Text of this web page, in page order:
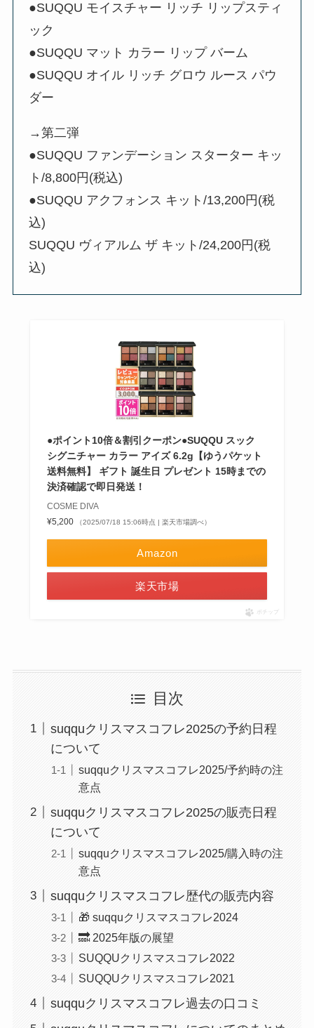
●SUQQU モイスチャー リッチ リップスティ
ック
●SUQQU マット カラー リップ バーム
●SUQQU オイル リッチ グロウ ルース パウ
ダー
→第二弾
●SUQQU ファンデーション スターター キッ
ト/8,800円(税込)
●SUQQU アクフォンス キット/13,200円(税
込)
SUQQU ヴィアルム ザ キット/24,200円(税
込)
●ポイント10倍＆割引クーポン●SUQQU スック
シグニチャー カラー アイズ 6.2g【ゆうパケット
送料無料】 ギフト 誕生日 プレゼント 15時までの
決済確認で即日発送！
COSME DIVA
¥5,200
（2025/07/18 15:06時点 | 楽天市場調べ）
Amazon
楽天市場
ポチップ
目次
suqquクリスマスコフレ2025の予約日程
について
suqquクリスマスコフレ2025/予約時の注
意点
suqquクリスマスコフレ2025の販売日程
について
suqquクリスマスコフレ2025/購入時の注
意点
suqquクリスマスコフレ歴代の販売内容
🎁 suqquクリスマスコフレ2024
🔜 2025年版の展望
SUQQUクリスマスコフレ2022
SUQQUクリスマスコフレ2021
suqquクリスマスコフレ過去の口コミ